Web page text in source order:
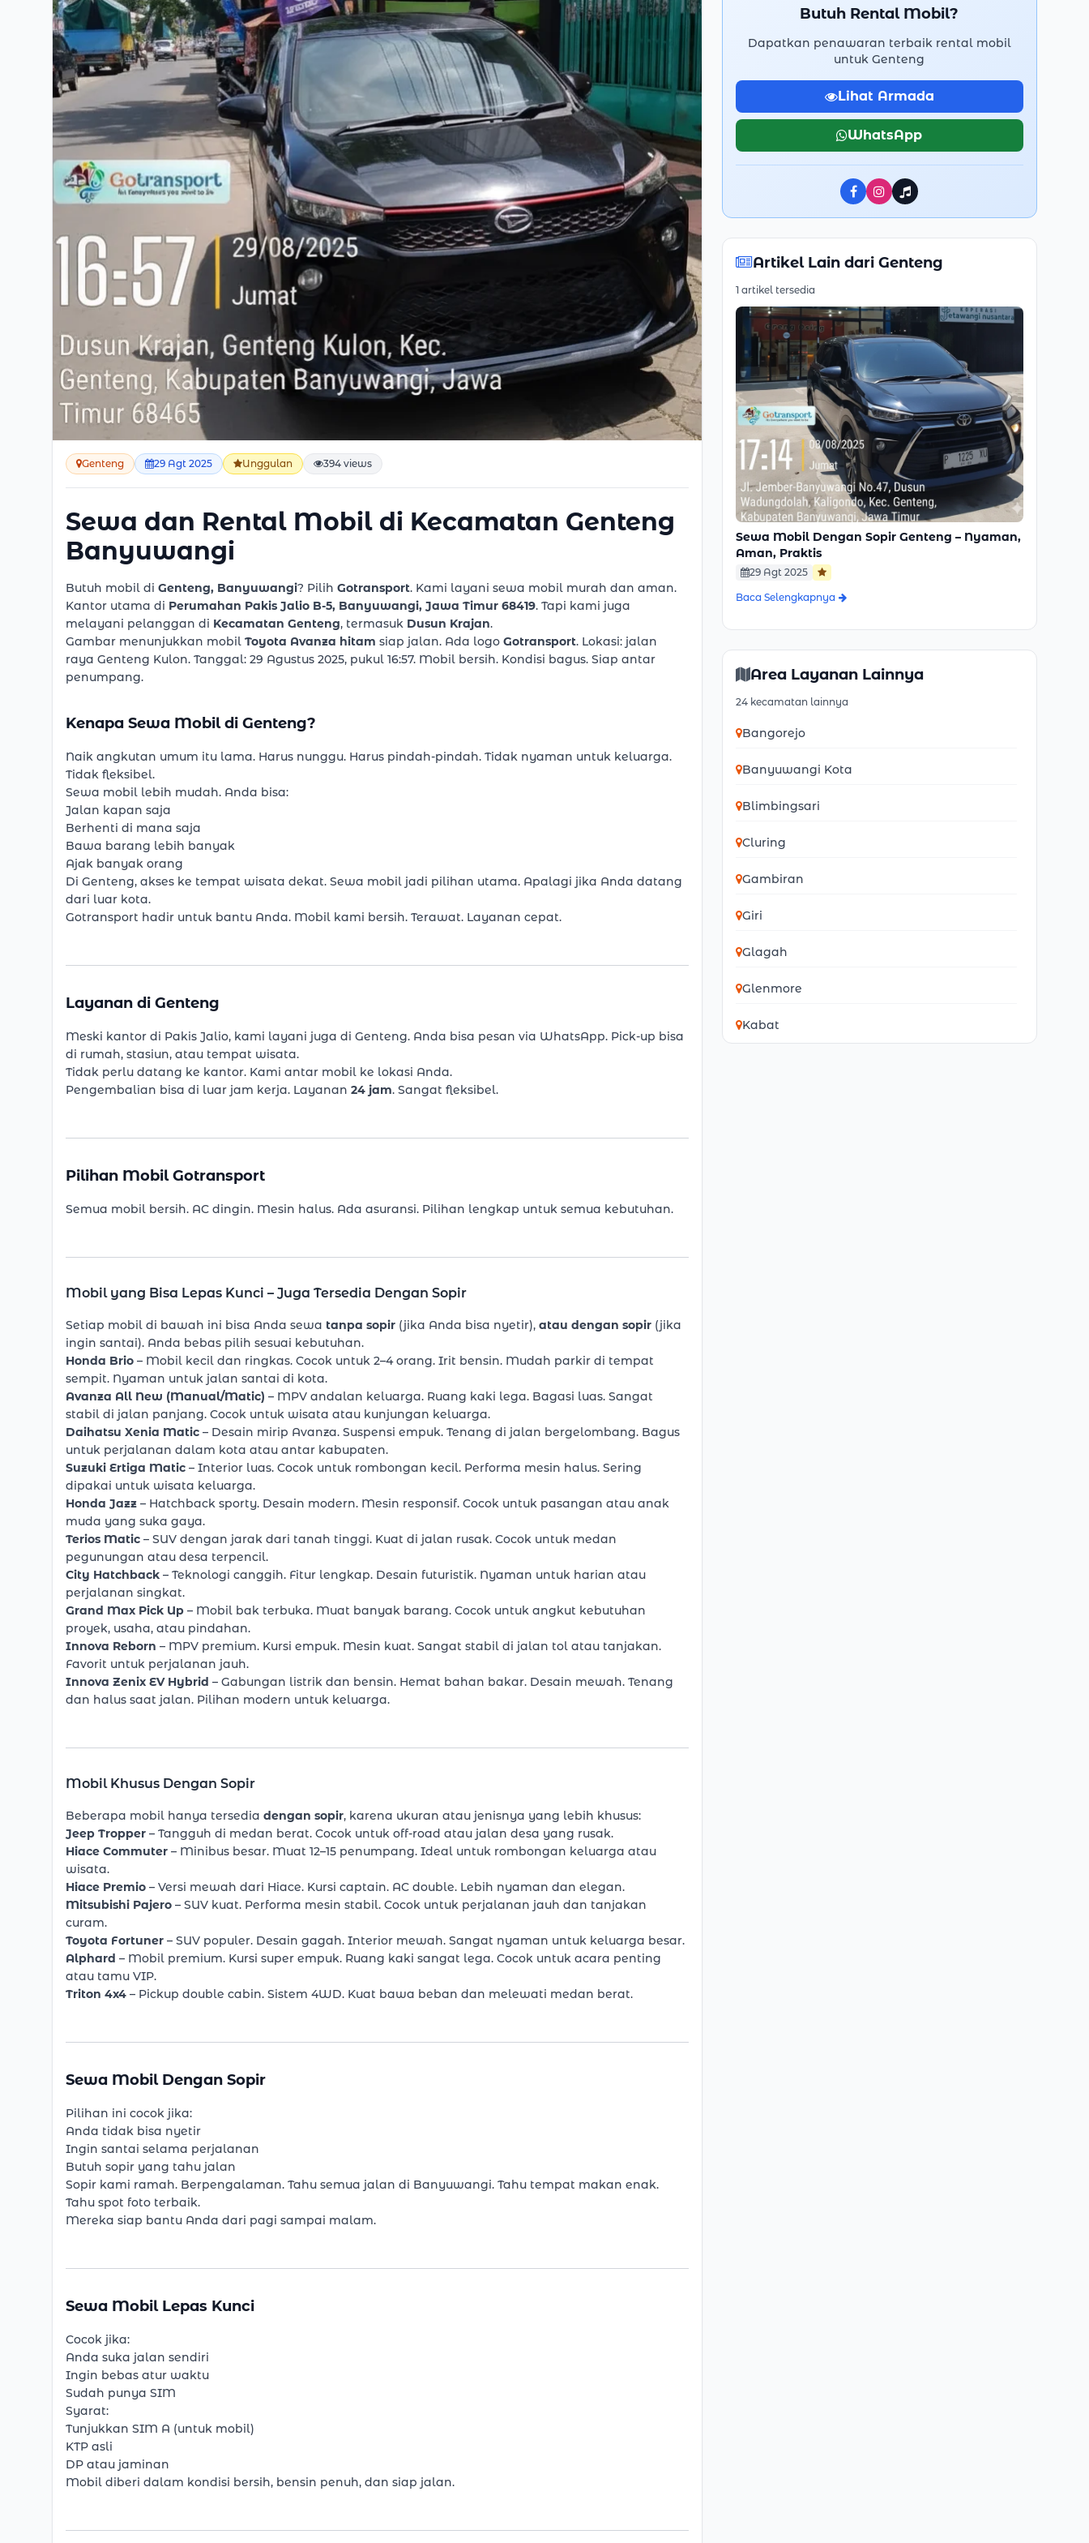
Genteng 29 Agt 2025 Unggulan 394 views
Sewa dan Rental Mobil di Kecamatan Genteng
Banyuwangi
Butuh mobil di Genteng, Banyuwangi? Pilih Gotransport. Kami layani sewa mobil murah dan aman.
Kantor utama di Perumahan Pakis Jalio B-5, Banyuwangi, Jawa Timur 68419. Tapi kami juga
melayani pelanggan di Kecamatan Genteng, termasuk Dusun Krajan.
Gambar menunjukkan mobil Toyota Avanza hitam siap jalan. Ada logo Gotransport. Lokasi: jalan
raya Genteng Kulon. Tanggal: 29 Agustus 2025, pukul 16:57. Mobil bersih. Kondisi bagus. Siap antar
penumpang.
Kenapa Sewa Mobil di Genteng?
Naik angkutan umum itu lama. Harus nunggu. Harus pindah-pindah. Tidak nyaman untuk keluarga.
Tidak fleksibel.
Sewa mobil lebih mudah. Anda bisa:
Jalan kapan saja
Berhenti di mana saja
Bawa barang lebih banyak
Ajak banyak orang
Di Genteng, akses ke tempat wisata dekat. Sewa mobil jadi pilihan utama. Apalagi jika Anda datang
dari luar kota.
Gotransport hadir untuk bantu Anda. Mobil kami bersih. Terawat. Layanan cepat.
Layanan di Genteng
Meski kantor di Pakis Jalio, kami layani juga di Genteng. Anda bisa pesan via WhatsApp. Pick-up bisa
di rumah, stasiun, atau tempat wisata.
Tidak perlu datang ke kantor. Kami antar mobil ke lokasi Anda.
Pengembalian bisa di luar jam kerja. Layanan 24 jam. Sangat fleksibel.
Pilihan Mobil Gotransport
Semua mobil bersih. AC dingin. Mesin halus. Ada asuransi. Pilihan lengkap untuk semua kebutuhan.
Mobil yang Bisa Lepas Kunci – Juga Tersedia Dengan Sopir
Setiap mobil di bawah ini bisa Anda sewa tanpa sopir (jika Anda bisa nyetir), atau dengan sopir (jika
ingin santai). Anda bebas pilih sesuai kebutuhan.
Honda Brio – Mobil kecil dan ringkas. Cocok untuk 2–4 orang. Irit bensin. Mudah parkir di tempat
sempit. Nyaman untuk jalan santai di kota.
Avanza All New (Manual/Matic) – MPV andalan keluarga. Ruang kaki lega. Bagasi luas. Sangat
stabil di jalan panjang. Cocok untuk wisata atau kunjungan keluarga.
Daihatsu Xenia Matic – Desain mirip Avanza. Suspensi empuk. Tenang di jalan bergelombang. Bagus
untuk perjalanan dalam kota atau antar kabupaten.
Suzuki Ertiga Matic – Interior luas. Cocok untuk rombongan kecil. Performa mesin halus. Sering
dipakai untuk wisata keluarga.
Honda Jazz – Hatchback sporty. Desain modern. Mesin responsif. Cocok untuk pasangan atau anak
muda yang suka gaya.
Terios Matic – SUV dengan jarak dari tanah tinggi. Kuat di jalan rusak. Cocok untuk medan
pegunungan atau desa terpencil.
City Hatchback – Teknologi canggih. Fitur lengkap. Desain futuristik. Nyaman untuk harian atau
perjalanan singkat.
Grand Max Pick Up – Mobil bak terbuka. Muat banyak barang. Cocok untuk angkut kebutuhan
proyek, usaha, atau pindahan.
Innova Reborn – MPV premium. Kursi empuk. Mesin kuat. Sangat stabil di jalan tol atau tanjakan.
Favorit untuk perjalanan jauh.
Innova Zenix EV Hybrid – Gabungan listrik dan bensin. Hemat bahan bakar. Desain mewah. Tenang
dan halus saat jalan. Pilihan modern untuk keluarga.
Mobil Khusus Dengan Sopir
Beberapa mobil hanya tersedia dengan sopir, karena ukuran atau jenisnya yang lebih khusus:
Jeep Tropper – Tangguh di medan berat. Cocok untuk off-road atau jalan desa yang rusak.
Hiace Commuter – Minibus besar. Muat 12–15 penumpang. Ideal untuk rombongan keluarga atau
wisata.
Hiace Premio – Versi mewah dari Hiace. Kursi captain. AC double. Lebih nyaman dan elegan.
Mitsubishi Pajero – SUV kuat. Performa mesin stabil. Cocok untuk perjalanan jauh dan tanjakan
curam.
Toyota Fortuner – SUV populer. Desain gagah. Interior mewah. Sangat nyaman untuk keluarga besar.
Alphard – Mobil premium. Kursi super empuk. Ruang kaki sangat lega. Cocok untuk acara penting
atau tamu VIP.
Triton 4x4 – Pickup double cabin. Sistem 4WD. Kuat bawa beban dan melewati medan berat.
Sewa Mobil Dengan Sopir
Pilihan ini cocok jika:
Anda tidak bisa nyetir
Ingin santai selama perjalanan
Butuh sopir yang tahu jalan
Sopir kami ramah. Berpengalaman. Tahu semua jalan di Banyuwangi. Tahu tempat makan enak.
Tahu spot foto terbaik.
Mereka siap bantu Anda dari pagi sampai malam.
Sewa Mobil Lepas Kunci
Cocok jika:
Anda suka jalan sendiri
Ingin bebas atur waktu
Sudah punya SIM
Syarat:
Tunjukkan SIM A (untuk mobil)
KTP asli
DP atau jaminan
Mobil diberi dalam kondisi bersih, bensin penuh, dan siap jalan.
Butuh Rental Mobil?
Dapatkan penawaran terbaik rental mobil
untuk Genteng
Lihat Armada
WhatsApp
Facebook
Instagram
TikTok
Artikel Lain dari Genteng
1 artikel tersedia
Sewa Mobil Dengan Sopir Genteng – Nyaman,
Aman, Praktis
29 Agt 2025
Baca Selengkapnya
Area Layanan Lainnya
24 kecamatan lainnya
Bangorejo
Banyuwangi Kota
Blimbingsari
Cluring
Gambiran
Giri
Glagah
Glenmore
Kabat